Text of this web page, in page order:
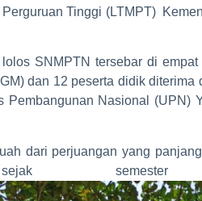
Tinggi (LTMPT)
SNMPTN tersebar di
dan 12 peserta didik
Pembangunan Nasional (UPN)
dari perjuangan yang